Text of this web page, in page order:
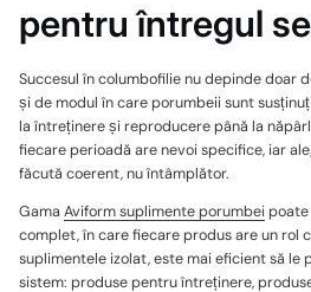
pentru întregul
Succesul în columbofilie nu depinde doar
și de modul în care porumbeii sunt
la întreținere și reproducere până la
fiecare perioadă are nevoi specifice, iar
făcută coerent, nu întâmplător.
Gama Aviform suplimente porumbeipoate
complet, în care fiecare produs are un rol
suplimentele izolat, este mai eficient să le
sistem: produse pentru întreținere,